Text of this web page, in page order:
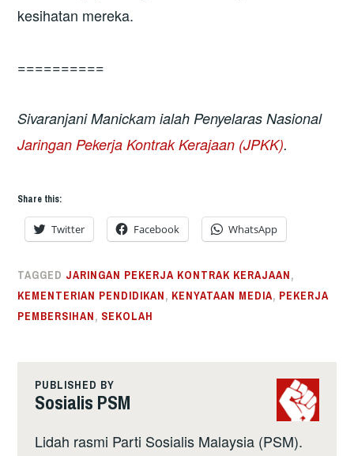
kesihatan mereka.
==========
Sivaranjani Manickam ialah Penyelaras Nasional
Jaringan Pekerja Kontrak Kerajaan (JPKK).
Share this:
Twitter Facebook WhatsApp
TAGGED JARINGAN PEKERJA KONTRAK KERAJAAN,
KEMENTERIAN PENDIDIKAN, KENYATAAN MEDIA, PEKERJA
PEMBERSIHAN, SEKOLAH
PUBLISHED BY
Sosialis PSM
Lidah rasmi Parti Sosialis Malaysia (PSM).